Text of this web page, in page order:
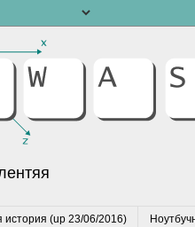
история (up 23/06/2016)